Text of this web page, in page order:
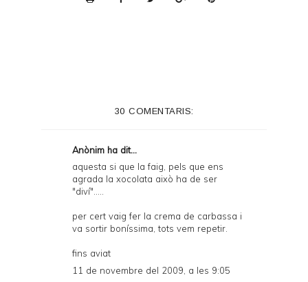
i
n
30 COMENTARIS:
Anònim ha dit...
aquesta si que la faig, pels que ens
agrada la xocolata això ha de ser
"diví".....
per cert vaig fer la crema de carbassa i
va sortir boníssima, tots vem repetir.
fins aviat
11 de novembre del 2009, a les 9:05